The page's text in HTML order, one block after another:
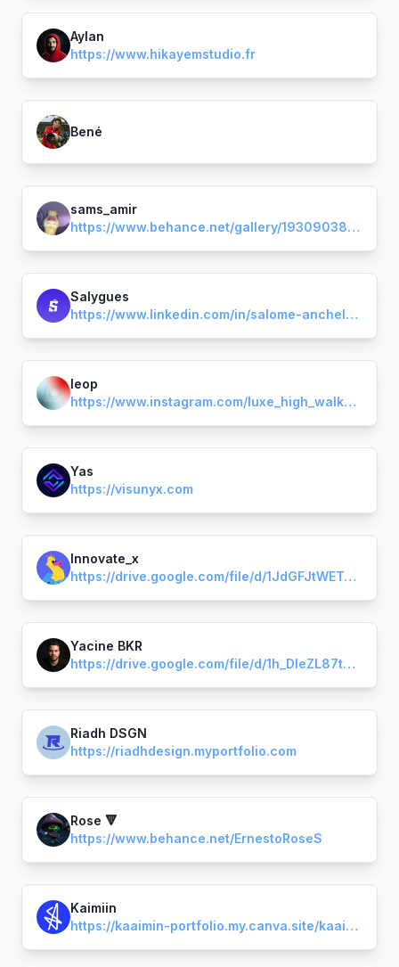
Aylan
https://www.hikayemstudio.fr
Bené
sams_amir
https://www.behance.net/gallery/193090389/Portfolio-2026
Salygues
https://www.linkedin.com/in/salome-anchelergues?utm_source=share&utm_campaign=share_via&utm_content=profile&utm_medium=ios_app
leop
https://www.instagram.com/luxe_high_walker?igsh=MWVvaHBicnVza2Uyaw==
Yas
https://visunyx.com
Innovate_x
https://drive.google.com/file/d/1JdGFJtWETmoe5gwz1-g-49qmvBnFs2cn/view
Yacine BKR
https://drive.google.com/file/d/1h_DIeZL87tcr2T_g6DZKnuLJxQOnph6G/view?usp=sharing
Riadh DSGN
https://riadhdesign.myportfolio.com
Rose 🔻
https://www.behance.net/ErnestoRoseS
Kaimiin
https://kaaimin-portfolio.my.canva.site/kaaimin